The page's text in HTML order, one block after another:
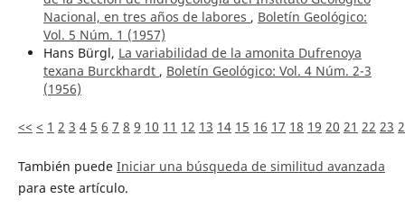
Nacional, en tres años de labores , Boletín Geológico:
Vol. 5 Núm. 1 (1957)
Hans Bürgl, La variabilidad de la amonita Dufrenoya
texana Burckhardt , Boletín Geológico: Vol. 4 Núm. 2-3
(1956)
<< < 1 2 3 4 5 6 7 8 9 10 11 12 13 14 15 16 17 18 19 20 21 22 23
También puede Iniciar una búsqueda de similitud avanzada
para este artículo.